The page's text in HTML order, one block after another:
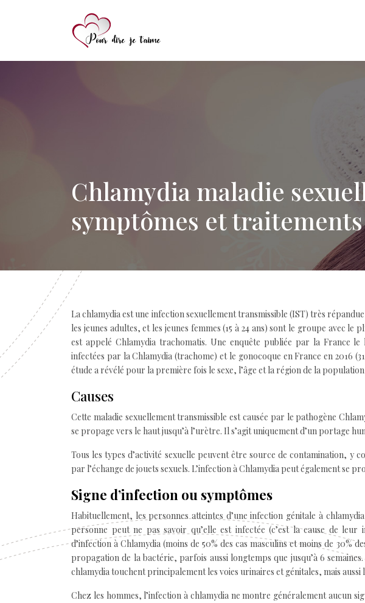
Chlamydia maladie
symptômes et traitements
La chlamydia est une infection sexuellement transmissible (IST) très
les jeunes adultes, et les jeunes femmes (15 à 24 ans) sont le groupe avec le
est appelé Chlamydia trachomatis. Une enquête publiée par la France
infectées par la Chlamydia (trachome) et le gonocoque en France en 2016
étude a révélé pour la première fois le sexe, l’âge et la région de la
Causes
Cette maladie sexuellement transmissible est causée par le pathogène
se propage vers le haut jusqu’à l’urètre. Il s’agit uniquement d’un portage
Tous les types d’activité sexuelle peuvent être source de contamination, y
par l’échange de jouets sexuels. L’infection à Chlamydia peut également se
Signe d’infection ou symptômes
Habituellement, les personnes atteintes d’une infection génitale à
personne peut ne pas savoir qu’elle est infectée (c’est la cause de leur
d’infection à Chlamydia (moins de 50% des cas masculins et moins de 30%
propagation de la bactérie, parfois aussi longtemps que jusqu’à 6
chlamydia touchent principalement les voies urinaires et génitales, mais
Chez les hommes, l’infection à chlamydia ne montre généralement aucun